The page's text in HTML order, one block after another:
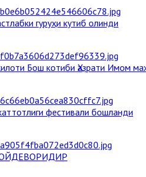
гуруҳи кутиб олинди
Бош котиби Ҳазрати Имом
фестивали бошланди